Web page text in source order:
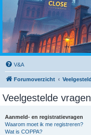
V&A
Forumoverzicht
Veelgestelde vragen
Aanmeld- en registratievragen
Waarom moet ik me registreren?
Wat is COPPA?